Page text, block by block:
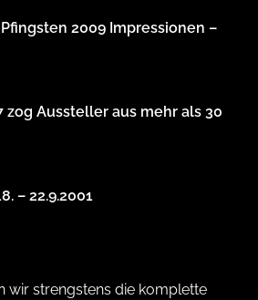
2009 Impressionen –
zog Aussteller aus mehr als 30
– 22.9.2001
wir strengstens die komplette